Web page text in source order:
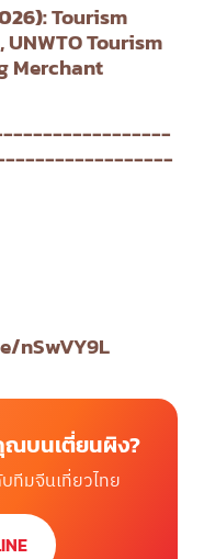
Tourism
Tourism
Merchant
nSwVY9L
ณบนเตี่ยนผิง?
ทีมจีนเที่ยวไทย